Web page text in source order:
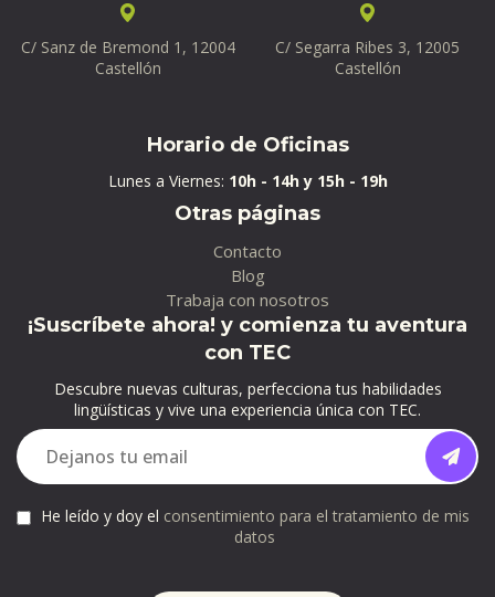
C/ Sanz de Bremond 1, 12004
Castellón
C/ Segarra Ribes 3, 12005
Castellón
Horario de Oficinas
Lunes a Viernes: 10h - 14h y 15h - 19h
Otras páginas
Contacto
Blog
Trabaja con nosotros
¡Suscríbete ahora! y comienza tu aventura
con TEC
Descubre nuevas culturas, perfecciona tus habilidades
lingüísticas y vive una experiencia única con TEC.
He leído y doy el consentimiento para el tratamiento de mis
datos